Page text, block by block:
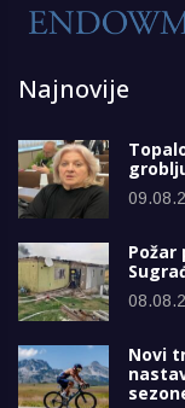
Najnovije
Požar
Novi